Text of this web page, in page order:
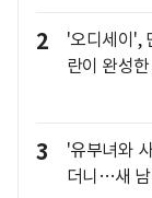
2
'오디세이',
란이 완성
3
'유부녀와
더니…새 남